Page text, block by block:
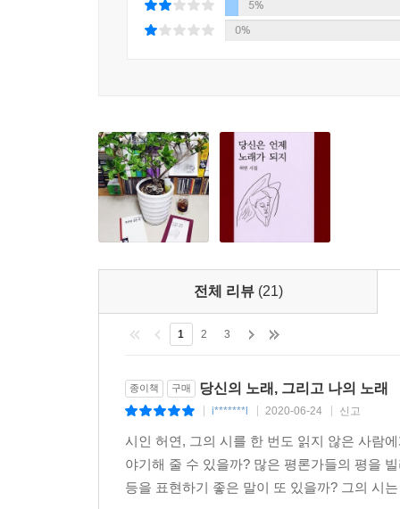
골 깊은 얼굴들
밤이 오면
금이 간 보안등 아래
어깨 없는 아이들이
그림자놀이를 한다
다행스럽게
그날의 신神이 태어나고
종주먹을 쥔 아이들은
한 손에 빵을 들고 코피를 닦는다
이곳에서 희망은
목발을 짚고 집으로 돌아온다
5%
0%
전체 리뷰 (21)
1 2 3
종이책 구매 당신의 노래, 그리고 나의 노래
i*******l 2020-06-24 신고
시인 허연, 그의 시를 한 번도 읽지 않은 사람
야기해 줄 수 있을까? 많은 평론가들의 평을
등을 표현하기 좋은 말이 또 있을까? 그의 시